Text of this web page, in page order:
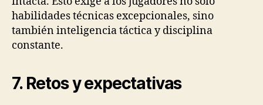
habilidades técnicas excepcionales, sino
también inteligencia táctica y disciplina
constante.
7. Retos y expectativas